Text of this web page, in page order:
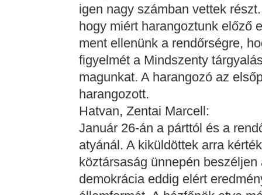
igen nagy számban vettek
hogy miért harangoztunk előző
ment ellenünk a rendőrségre,
figyelmét a Mindszenty
magunkat. A harangozó az
harangozott.
Hatvan, Zentai Marcell:
Január 26-án a párttól és a
atyánál. A kiküldöttek arra
köztársaság ünnepén
demokrácia eddig elért